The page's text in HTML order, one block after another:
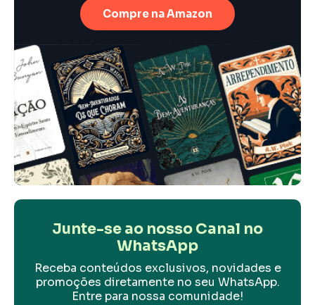
Compre na Amazon
Junte-se ao nosso Canal no
WhatsApp
Receba conteúdos exclusivos, novidades e
promoções diretamente no seu WhatsApp.
Entre para nossa comunidade!